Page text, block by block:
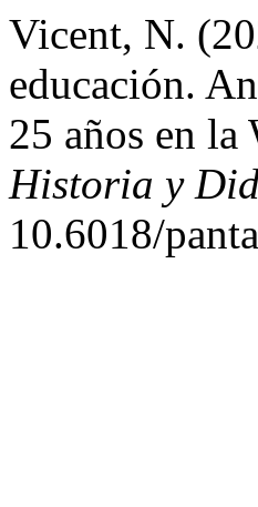
Vicent, N.
educación.
25 años en
Historia y
10.6018/